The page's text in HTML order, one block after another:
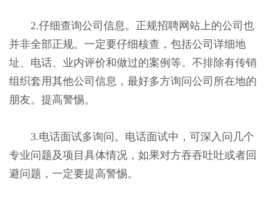
2.仔细查询公司信息。正规招聘网站上的公司也
并非全部正规。一定要仔细核查，包括公司详细地
址、电话、业内评价和做过的案例等。不排除有传销
组织套用其他公司信息，最好多方询问公司所在地的
朋友。提高警惕。
3.电话面试多询问。电话面试中，可深入问几个
专业问题及项目具体情况，如果对方吞吞吐吐或者回
避问题，一定要提高警惕。